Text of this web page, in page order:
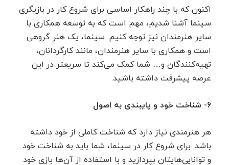
اکنون که با چند راهکار اساسی برای شروع کار در بازیگری
سینما آشنا شدیم، مهم است که به توسعه همکاری با
سایر هنرمندان نیز توجه کنیم. سینما، یک هنر گروهی
است و همکاری با سایر هنرمندان، مانند کارگردانان،
تهیه‌کنندگان و… شما کمک می‌کند تا سریعتر در این
عرصه پیشرفت داشته باشید.
۶- شناخت خود و پایبندی به اصول
هر هنرمندی نیاز دارد که شناخت کاملی از خود داشته
باشد. برای شروع کار در سینما، شما باید به شناخت خود
و توانایی‌هایتان بپردازید و با استفاده از آن‌ها بازی خود